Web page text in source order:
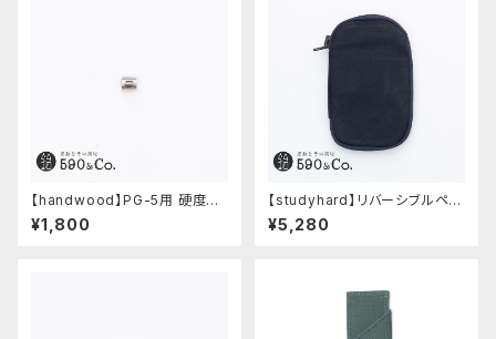
【handwood】PG-5用 硬度表
示窓 (ステンレス/楕円窓)
¥1,800
【studyhard】リバーシブルペン
ケース (ブラック)
¥5,280